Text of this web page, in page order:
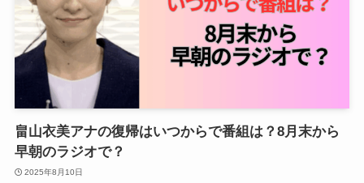
畠山衣美アナの復帰はいつからで番組は？8月末から
早朝のラジオで？
2025年8月10日